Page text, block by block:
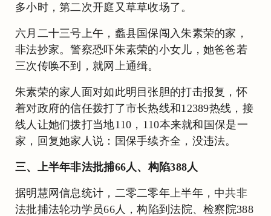
多小时，第二次开庭又草草收场了。
六月二十三号上午，蠡县国保闯入朱素荣的家，
非法抄家。警察恐吓朱素荣的小女儿，她爸爸若
三次传唤不到，就网上通缉。
朱素荣的家人面对如此明目张胆的打击报复，怀
着对政府的信任拨打了市长热线和12389热线，接
线人让她们拨打当地110，110本来就和国保是一
家，回复她家人说：国保手续齐全，没违法。
三、上半年非法批捕66人、构陷388人
据明慧网信息统计，二零二零年上半年，中共非
法批捕法轮功学员66人，构陷到法院、检察院388